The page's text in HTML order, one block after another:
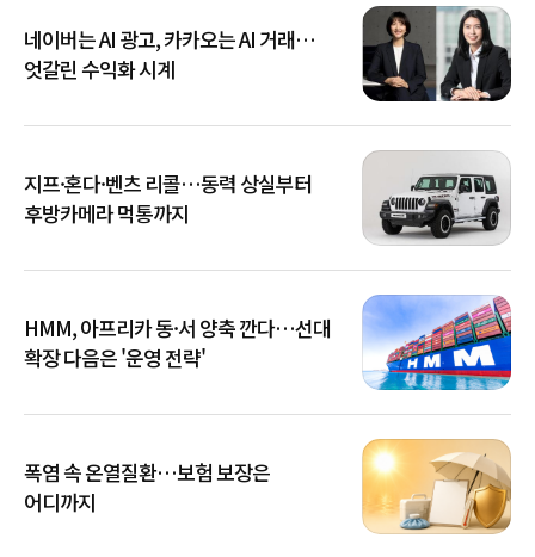
네이버는 AI 광고, 카카오는 AI 거래…
엇갈린 수익화 시계
지프·혼다·벤츠 리콜…동력 상실부터
후방카메라 먹통까지
HMM, 아프리카 동·서 양축 깐다…선대
확장 다음은 '운영 전략'
폭염 속 온열질환…보험 보장은
어디까지